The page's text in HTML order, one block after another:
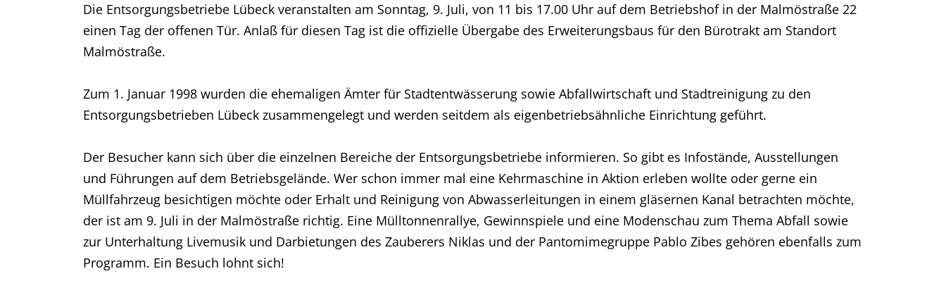
Die Entsorgungsbetriebe Lübeck veranstalten am Sonntag, 9. Juli, von 11 bis 17.00 Uhr auf dem Betriebshof in der Malmöstraße 22
einen Tag der offenen Tür. Anlaß für diesen Tag ist die offizielle Übergabe des Erweiterungsbaus für den Bürotrakt am Standort
Malmöstraße.
Zum 1. Januar 1998 wurden die ehemaligen Ämter für Stadtentwässerung sowie Abfallwirtschaft und Stadtreinigung zu den
Entsorgungsbetrieben Lübeck zusammengelegt und werden seitdem als eigenbetriebsähnliche Einrichtung geführt.
Der Besucher kann sich über die einzelnen Bereiche der Entsorgungsbetriebe informieren. So gibt es Infostände, Ausstellungen
und Führungen auf dem Betriebsgelände. Wer schon immer mal eine Kehrmaschine in Aktion erleben wollte oder gerne ein
Müllfahrzeug besichtigen möchte oder Erhalt und Reinigung von Abwasserleitungen in einem gläsernen Kanal betrachten möchte,
der ist am 9. Juli in der Malmöstraße richtig. Eine Mülltonnenrallye, Gewinnspiele und eine Modenschau zum Thema Abfall sowie
zur Unterhaltung Livemusik und Darbietungen des Zauberers Niklas und der Pantomimegruppe Pablo Zibes gehören ebenfalls zum
Programm. Ein Besuch lohnt sich!